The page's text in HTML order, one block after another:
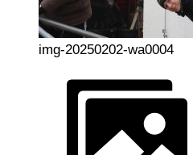
img-20250202-wa0004